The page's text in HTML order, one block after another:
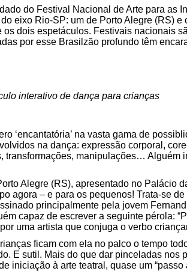
do Festival Nacional de Arte para as
eixo Rio-SP: um de Porto Alegre (RS) e
dois espetáculos. Festivais nacionais
por esse Brasilzão profundo têm
interativo de dança para crianças
‘encantatória’ na vasta gama de
na dança: expressão corporal,
transformações, manipulações… Alguém
Alegre (RS), apresentado no Palácio
agora – e para os pequenos! Trata-se
principalmente pela jovem
capaz de escrever a seguinte pérola:
uma artista que conjuga o verbo
ficam com ela no palco o tempo
E sutil. Mais do que dar pinceladas nos
iniciação à arte teatral, quase um